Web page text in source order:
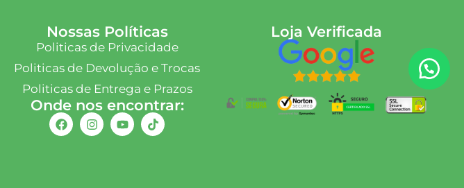
Nossas Políticas
Politicas de Privacidade
Politicas de Devolução e Trocas
Politicas de Entrega e Prazos
Onde nos encontrar:
Loja Verificada